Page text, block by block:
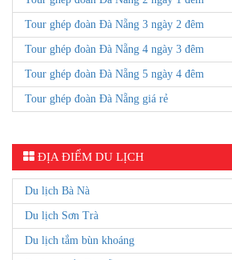
Tour Đà Nẵng 1 ngày
Tour Đà Nẵng 2 ngày 1 đêm
Tour Đà Nẵng 3 ngày 2 đêm
Tour Đà Nẵng 4 ngày 3 đêm
Tour Đà Nẵng 5 ngày 4 đêm
TOUR GHÉP ĐOÀN ĐÀ NẴNG
Tour ghép đoàn Đà Nẵng khởi hành hằng ngày
Tour ghép đoàn Đà Nẵng 2 ngày 1 đêm
Tour ghép đoàn Đà Nẵng 3 ngày 2 đêm